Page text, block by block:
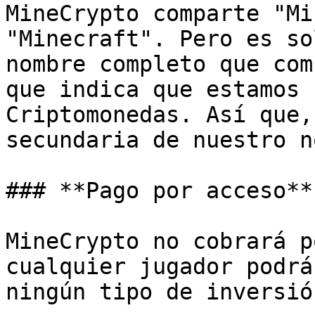
MineCrypto comparte
"Minecraft". Pero es
nombre completo que
que indica que
Criptomonedas. Así
secundaria de nuestro
### **Pago por acceso**
MineCrypto no
cualquier jugador
ningún tipo de